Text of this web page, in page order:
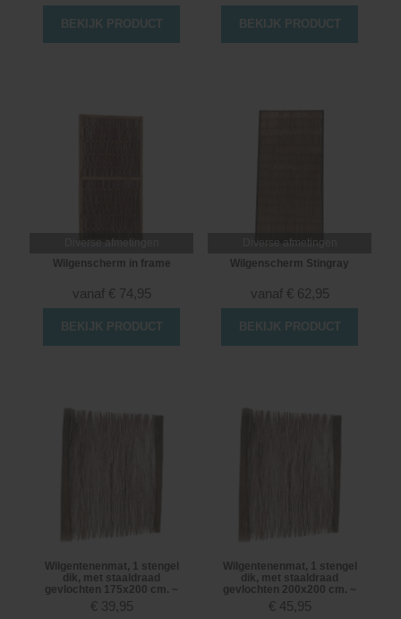
BEKIJK PRODUCT BEKIJK PRODUCT
Diverse afmetingen
Wilgenscherm in frame
vanaf € 74,95
BEKIJK PRODUCT
Diverse afmetingen
Wilgenscherm Stingray
vanaf € 62,95
BEKIJK PRODUCT
Wilgentenenmat, 1 stengel
dik, met staaldraad
gevlochten 175x200 cm. ~
€ 39,95
Wilgentenenmat, 1 stengel
dik, met staaldraad
gevlochten 200x200 cm. ~
€ 45,95